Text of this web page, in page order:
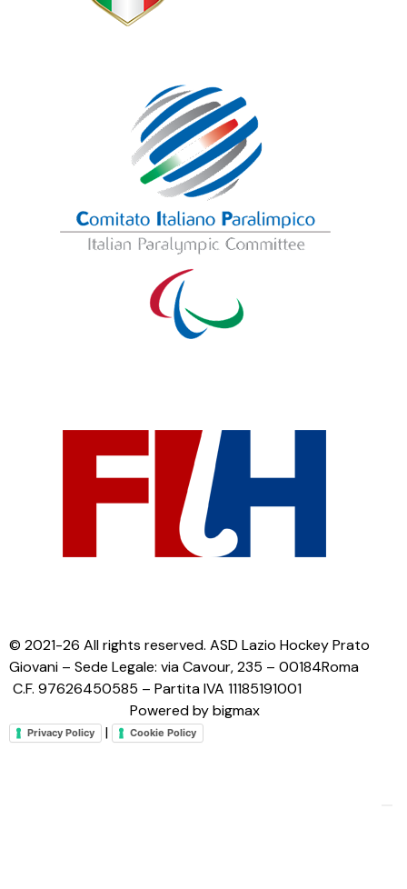
© 2021-26 All rights reserved. ASD Lazio Hockey Prato
Giovani – Sede Legale: via Cavour, 235 – 00184Roma
C.F. 97626450585 – Partita IVA 11185191001
Powered by bigmax
Privacy Policy | Cookie Policy